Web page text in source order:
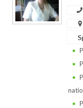
Calarasi